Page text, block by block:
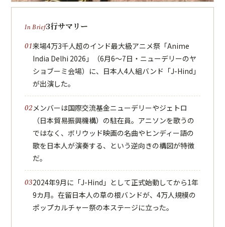
3行サマリー
来場4万3千人超のインド最大級アニメ祭「Anime
India Delhi 2026」（6月6〜7日・ニューデリーのヤ
ショブーミ会場）に、日本人4人組バンド「J-Hind」
が出演した。
メンバーは国際交流基金ニューデリーやジェトロ
（日本貿易振興機構）の駐在員。アニソンを歌うの
ではなく、ボリウッド映画の名曲やヒンディー語の
歌を日本人が演奏する、という逆向きの構図が特徴
だ。
2024年9月に「J-Hind」として正式始動してから1年
9カ月。在留日本人の草の根バンドが、4万人規模の
ポップカルチャー祭の本ステージに立った。